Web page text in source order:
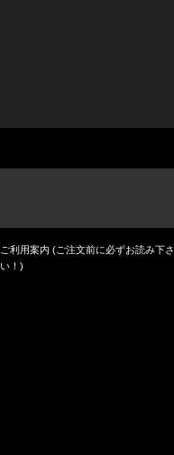
ご利用案内 (ご注文前に必ずお読み下さ
い！)